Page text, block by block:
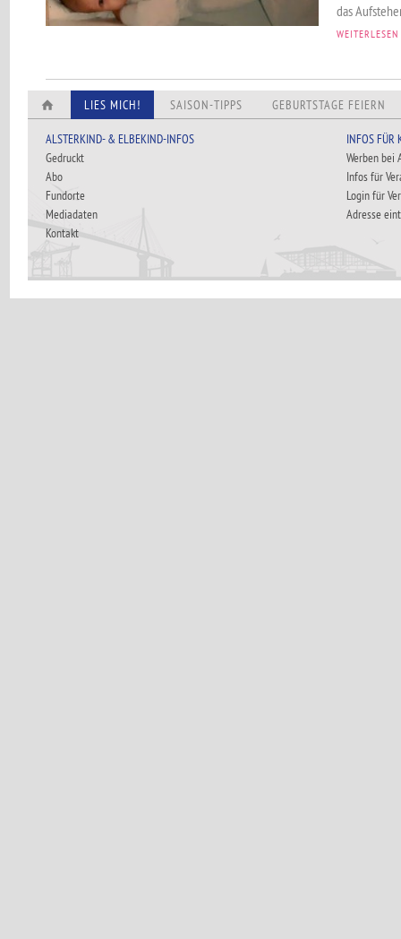
das
WEITERLESEN
LIES MICH! SAISON-TIPPS GEBURTSTAGE FEIERN
ALSTERKIND- & ELBEKIND-INFOS
Gedruckt
Abo
Fundorte
Mediadaten
Kontakt
INFOS FÜR
Werben bei
Infos für
Login für
Adresse